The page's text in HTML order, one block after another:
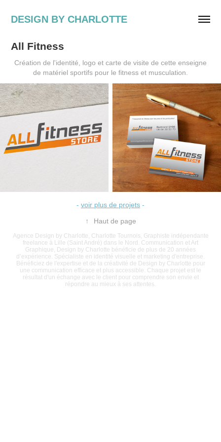
DESIGN BY CHARLOTTE
All Fitness
Création de l'identité, logo et carte de visite de cette enseigne
de matériel sportifs pour le fitness et musculation.
- voir plus de projets -
↑ Haut de page
Agence Design by Charlotte, Charlotte Tournois, Graphiste indépendante
freelance à Lille (Saint André) dans le Nord. Communication et Art
Graphique, Design by Charlotte bénéficie de plus de 20 années
d’expérience. Spécialiste en identité visuelle et marketing d'entreprise.
Bénéficiez de l'expertise et de la créativité de Design by Charlotte pour
une communication efficace et plus accessible. Chaque projet est le
résultat d'un échange avec le client pour comprendre son envie et
répondre au mieux à ses attentes.